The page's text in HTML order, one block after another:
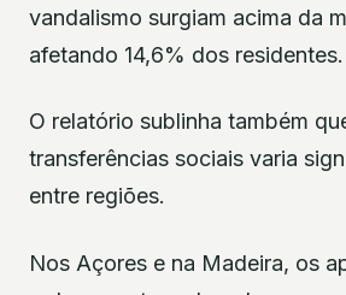
vandalismo surgiam acima da
afetando 14,6% dos residentes.
O relatório sublinha também
transferências sociais varia
entre regiões.
Nos Açores e na Madeira, os